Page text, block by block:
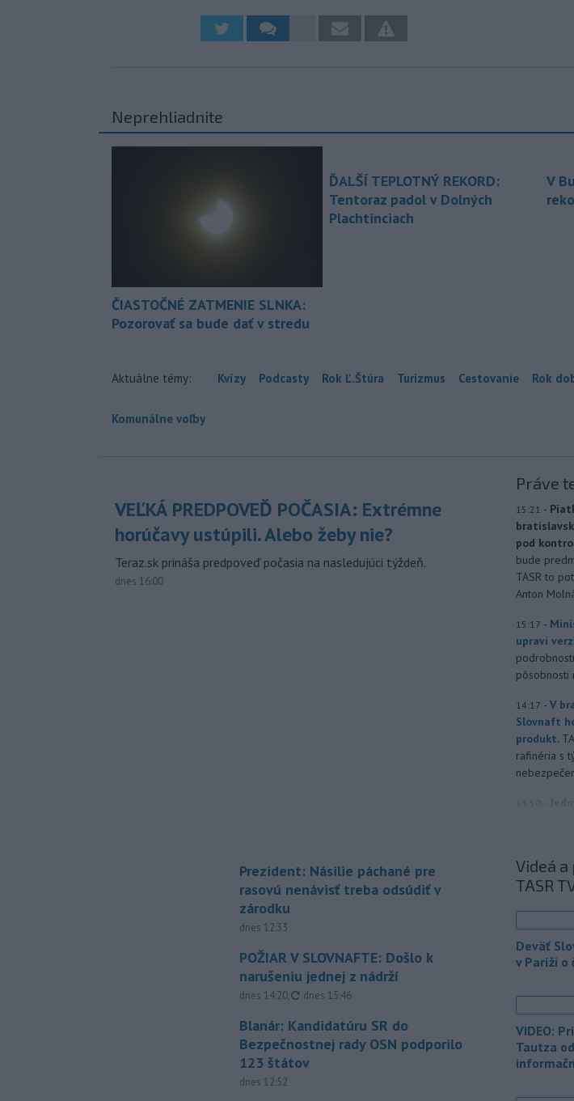
Neprehliadnite
ČIASTOČNÉ ZATMENIE SLNKA:
Pozorovať sa bude dať v stredu
ĎALŠÍ TEPLOTNÝ REKORD:
Tentoraz padol v Dolných
Plachtinciach
V
Aktuálne témy: Kvízy Podcasty Rok Ľ.Štúra Turizmus Cestovanie Rok
Komunálne voľby
VEĽKÁ PREDPOVEĎ POČASIA: Extrémne
horúčavy ustúpili. Alebo žeby nie?
Teraz.sk prináša predpoveď počasia na nasledujúci týždeň.
dnes 16:00
Prezident: Násilie páchané pre
rasovú nenávisť treba odsúdiť v
zárodku
dnes 12:33
POŽIAR V SLOVNAFTE: Došlo k
narušeniu jednej z nádrží
dnes 14:20, aktualizované
dnes 15:46
Blanár: Kandidatúru SR do
Bezpečnostnej rady OSN podporilo
123 štátov
dnes 12:52
Práve
15:21 -
pod
bude
TASR to
Anton
15:17 -
upraví
pôsobnosti
14:17 - V
Slovnaft
produkt.
rafinéria s
13:50
chrániče
prestávky.
členstvov
vyjadrilo
štátov OSN.
12:31 -
nenávisť
Videá
TASR
Deväť
v Paríži o
VIDEO:
Tautza